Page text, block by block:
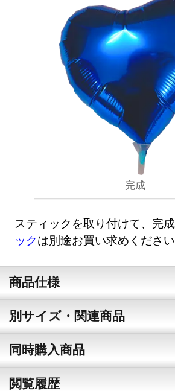
完成
スティックを取り付けて、完
ックは別途お買い求めくださ
商品仕様
別サイズ・関連商品
同時購入商品
閲覧履歴